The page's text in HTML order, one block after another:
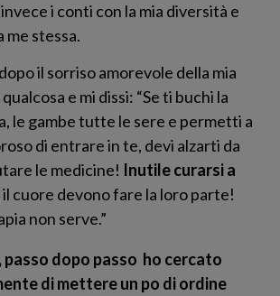
i conti con la mia diversità e
me stessa.
il sorriso amorevole della mia
e mi dissi: “Se ti buchi la
le gambe tutte le sere e permetti a
di entrare in te, devi alzarti da
le medicine! Inutile curarsi a
il cuore devono fare la loro parte!
non serve.”
passo dopo passo ho cercato
di mettere un po di ordine